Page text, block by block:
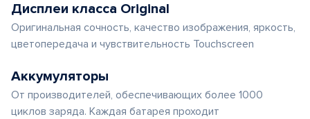
Дисплеи класса Original
Оригинальная сочность, качество изображения, яркость,
цветопередача и чувствительность Touchscreen
Аккумуляторы
От производителей, обеспечивающих более 1000
циклов заряда. Каждая батарея проходит